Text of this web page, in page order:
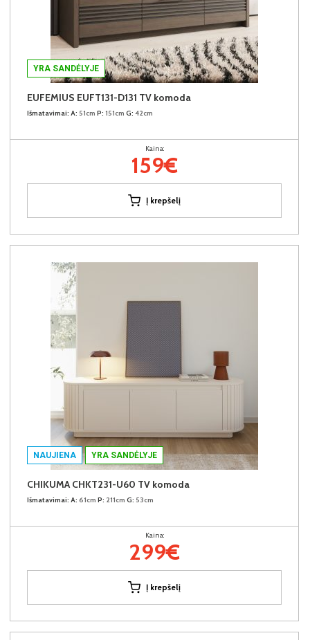
YRA SANDĖLYJE
EUFEMIUS EUFT131-D131 TV komoda
Išmatavimai: A: 51cm P: 151cm G: 42cm
Kaina:
159€
Į krepšelį
NAUJIENA YRA SANDĖLYJE
CHIKUMA CHKT231-U60 TV komoda
Išmatavimai: A: 61cm P: 211cm G: 53cm
Kaina:
299€
Į krepšelį